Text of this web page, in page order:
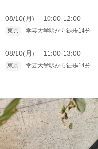
08/10(月) 10:00-12:00
東京 学芸大学駅から徒歩14分
08/10(月) 11:00-13:00
東京 学芸大学駅から徒歩14分